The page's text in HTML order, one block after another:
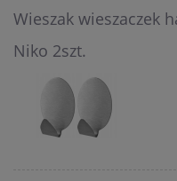
Wieszak wieszaczek
Niko 2szt.